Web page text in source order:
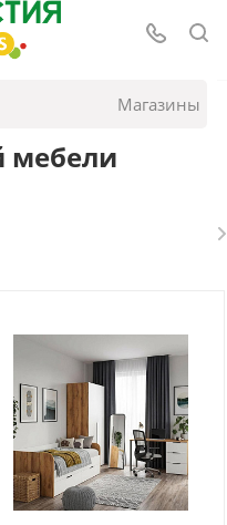
Магазины
мебели